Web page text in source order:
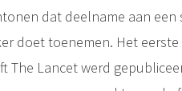
dat deelname aan
doet toenemen. Het
The Lancet werd